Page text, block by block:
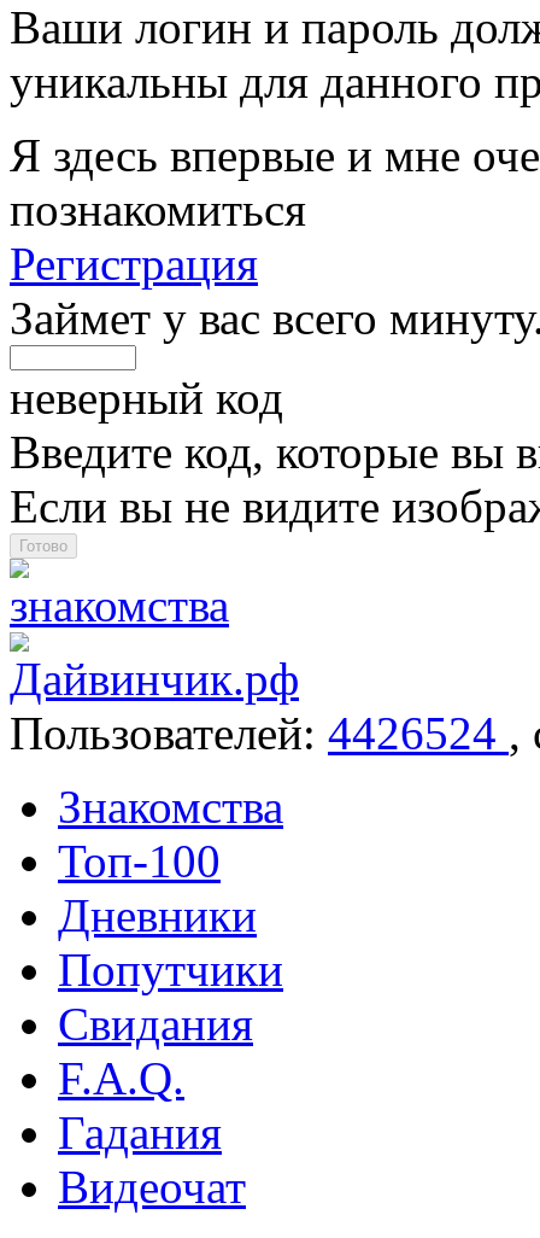
Ваши логин и пароль
уникальны для данного
Я здесь впервые и мне
познакомиться
Регистрация
Займет у вас всего
неверный код
Введите код, которые вы
Если вы не видите
Пользователей: 4426524 ,
Знакомства
Топ-100
Дневники
Попутчики
Свидания
F.A.Q.
Гадания
Видеочат